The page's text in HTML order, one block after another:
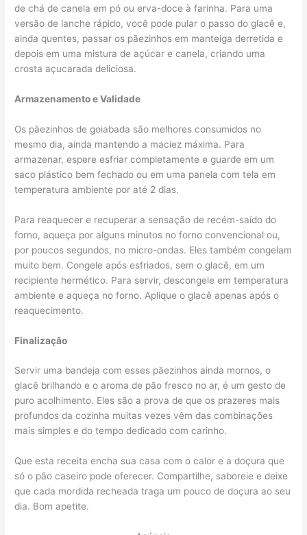
de chá de canela em pó ou erva-doce à farinha. Para uma
versão de lanche rápido, você pode pular o passo do glacê e,
ainda quentes, passar os pãezinhos em manteiga derretida e
depois em uma mistura de açúcar e canela, criando uma
crosta açucarada deliciosa.
Armazenamento e Validade
Os pãezinhos de goiabada são melhores consumidos no
mesmo dia, ainda mantendo a maciez máxima. Para
armazenar, espere esfriar completamente e guarde em um
saco plástico bem fechado ou em uma panela com tela em
temperatura ambiente por até 2 dias.
Para reaquecer e recuperar a sensação de recém-saído do
forno, aqueça por alguns minutos no forno convencional ou,
por poucos segundos, no micro-ondas. Eles também congelam
muito bem. Congele após esfriados, sem o glacê, em um
recipiente hermético. Para servir, descongele em temperatura
ambiente e aqueça no forno. Aplique o glacê apenas após o
reaquecimento.
Finalização
Servir uma bandeja com esses pãezinhos ainda mornos, o
glacê brilhando e o aroma de pão fresco no ar, é um gesto de
puro acolhimento. Eles são a prova de que os prazeres mais
profundos da cozinha muitas vezes vêm das combinações
mais simples e do tempo dedicado com carinho.
Que esta receita encha sua casa com o calor e a doçura que
só o pão caseiro pode oferecer. Compartilhe, saboreie e deixe
que cada mordida recheada traga um pouco de doçura ao seu
dia. Bom apetite.